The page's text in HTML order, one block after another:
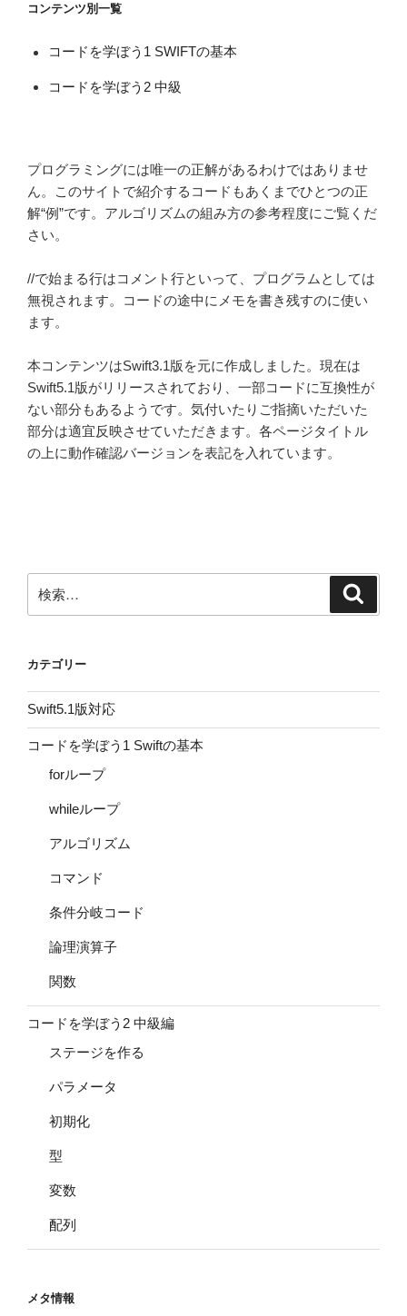
ン
コンテンツ別一覧
コードを学ぼう1 SWIFTの基本
コードを学ぼう2 中級
プログラミングには唯一の正解があるわけではありませ
ん。このサイトで紹介するコードもあくまでひとつの正
解“例”です。アルゴリズムの組み方の参考程度にご覧くだ
さい。
//で始まる行はコメント行といって、プログラムとしては
無視されます。コードの途中にメモを書き残すのに使い
ます。
本コンテンツはSwift3.1版を元に作成しました。現在は
Swift5.1版がリリースされており、一部コードに互換性が
ない部分もあるようです。気付いたりご指摘いただいた
部分は適宜反映させていただきます。各ページタイトル
の上に動作確認バージョンを表記を入れています。
索:
カテゴリー
Swift5.1版対応
コードを学ぼう1 Swiftの基本
forループ
whileループ
アルゴリズム
コマンド
条件分岐コード
論理演算子
関数
コードを学ぼう2 中級編
ステージを作る
パラメータ
初期化
型
変数
配列
メタ情報